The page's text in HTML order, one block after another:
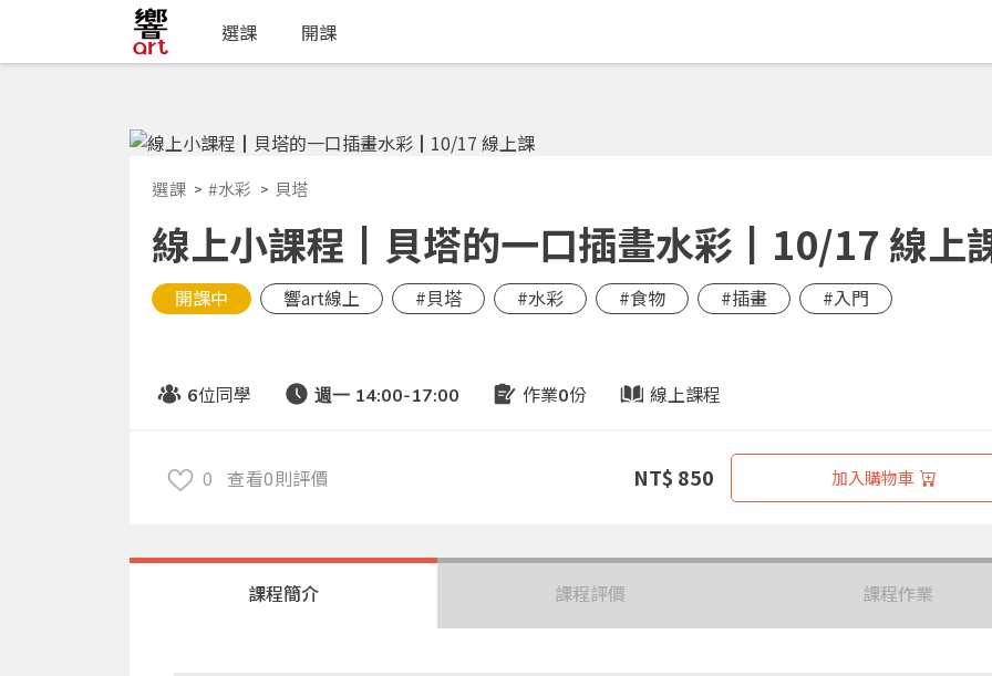
選課 開課
選課 #水彩 貝塔
線上小課程┃貝塔的一口插畫水彩┃10/17 線上
開課中 響art線上 #貝塔 #水彩 #食物 #插畫 #入門
6位同學 週一 14:00-17:00 作業0份 線上課程
0 查看0則評價 NT$ 850 加入購物車
課程簡介 課程評價 課程作業